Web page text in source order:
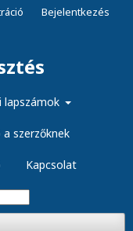
lapszámok
szerzőknek
Kapcsolat
Bejelentkezés